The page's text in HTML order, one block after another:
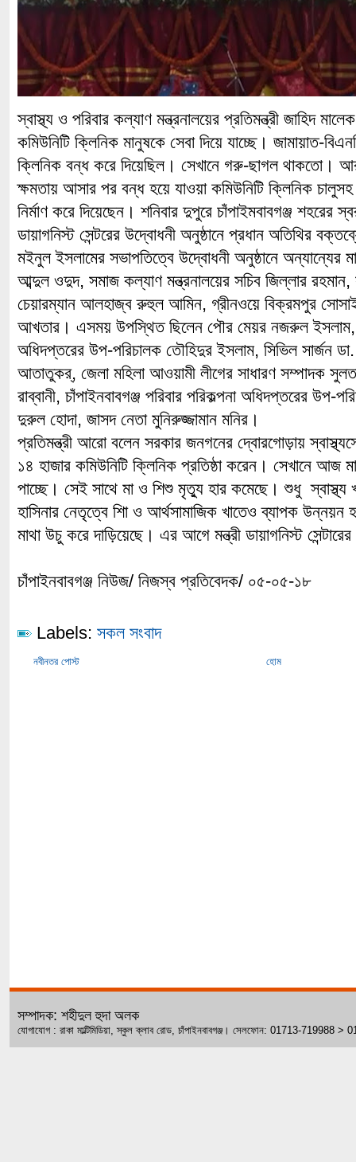
স্বাস্থ্য ও পরিবার কল্যাণ মন্ত্রনালয়ের প্রতিমন্ত্রী জাহিদ
কমিউনিটি ক্লিনিক মানুষকে সেবা দিয়ে যাচ্ছে। জামায়াত-
ক্লিনিক বন্ধ করে দিয়েছিল। সেখানে গরু-ছাগল থাকতো। আর
ক্ষমতায় আসার পর বন্ধ হয়ে যাওয়া কমিউনিটি ক্লিনিক
নির্মাণ করে দিয়েছেন। শনিবার দুপুরে চাঁপাইমবাবগঞ্জ শহরের
ডায়াগনিস্ট সেন্টরের উদ্বোধনী অনুষ্ঠানে প্রধান অতিথির
মইনুল ইসলামের সভাপতিত্বে উদ্বোধনী অনুষ্ঠানে অন্যান্যের
আব্দুল ওদুদ, সমাজ কল্যাণ মন্ত্রনালয়ের সচিব জিল্লার
চেয়ারম্যান আলহাজ্ব রুহুল আমিন, গ্রীনওয়ে বিক্রমপুর
আখতার। এসময় উপস্থিত ছিলেন পৌর মেয়র নজরুল ইসলাম,
অধিদপ্তরের উপ-পরিচালক তৌহিদুর ইসলাম, সিভিল সার্জন
আতাতুকর্, জেলা মহিলা আওয়ামী লীগের সাধারণ সম্পাদক
রাব্বানী, চাঁপাইনবাবগঞ্জ পরিবার পরিকল্পনা অধিদপ্তরের উপ-
দুরুল হোদা, জাসদ নেতা মুনিরুজ্জামান মনির।
প্রতিমন্ত্রী আরো বলেন সরকার জনগনের দ্বোরগোড়ায়
১৪ হাজার কমিউনিটি ক্লিনিক প্রতিষ্ঠা করেন। সেখানে আজ মা
পাচ্ছে। সেই সাথে মা ও শিশু মৃত্যু হার কমেছে। শুধু স্বাস্থ্য
হাসিনার নেতৃত্বে শিা ও আর্থসামাজিক খাতেও ব্যাপক
মাথা উচু করে দাড়িয়েছে। এর আগে মন্ত্রী ডায়াগনিস্ট
চাঁপাইনবাবগঞ্জ নিউজ/ নিজস্ব প্রতিবেদক/ ০৫-০৫-১৮
Labels: সকল সংবাদ
নবীনতর পোস্ট হোম
সম্পাদক: শহীদুল হুদা অলক
যোগাযোগ : রাকা মাল্টিমিডিয়া, স্কুল ক্লাব রোড, চাঁপাইনবাবগঞ্জ। সেলফোন: 01713-